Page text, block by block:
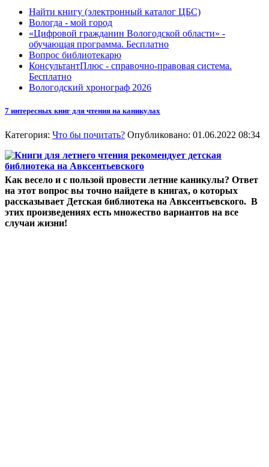
Найти книгу (электронный каталог ЦБС)
Вологда - мой город
«Цифровой гражданин Вологодской области» -
обучающая программа. Бесплатно
Вопрос библиотекарю
КонсультантПлюс - справочно-правовая система.
Бесплатно
Вологодский хронограф 2026
7 интересных книг для чтения на каникулах
Категория: Что бы почитать? Опубликовано: 01.06.2022 08:34
Как весело и с пользой провести летние каникулы? Ответ
на этот вопрос вы точно найдете в книгах, о которых
рассказывает Детская библиотека на Авксентьевского. В
этих произведениях есть множество вариантов на все
случаи жизни!